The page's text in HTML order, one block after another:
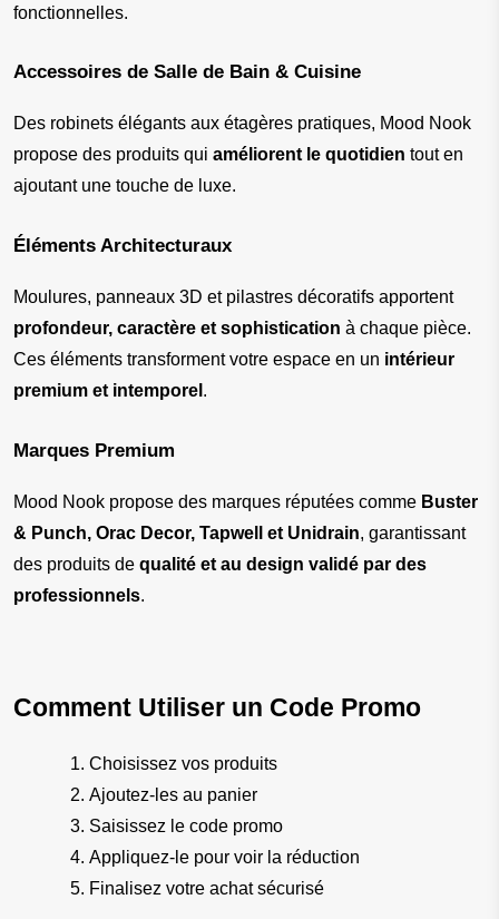
fonctionnelles.
Accessoires de Salle de Bain & Cuisine
Des robinets élégants aux étagères pratiques, Mood Nook
propose des produits qui améliorent le quotidien tout en
ajoutant une touche de luxe.
Éléments Architecturaux
Moulures, panneaux 3D et pilastres décoratifs apportent
profondeur, caractère et sophistication à chaque pièce.
Ces éléments transforment votre espace en un intérieur
premium et intemporel .
Marques Premium
Mood Nook propose des marques réputées comme Buster
& Punch, Orac Decor, Tapwell et Unidrain, garantissant
des produits de qualité et au design validé par des
professionnels.
Comment Utiliser un Code Promo
Choisissez vos produits
Ajoutez-les au panier
Saisissez le code promo
Appliquez-le pour voir la réduction
Finalisez votre achat sécurisé